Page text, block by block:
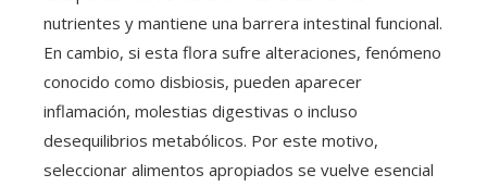
nutrientes y mantiene una barrera intestinal funcional.
En cambio, si esta flora sufre alteraciones, fenómeno
conocido como disbiosis, pueden aparecer
inflamación, molestias digestivas o incluso
desequilibrios metabólicos. Por este motivo,
seleccionar alimentos apropiados se vuelve esencial